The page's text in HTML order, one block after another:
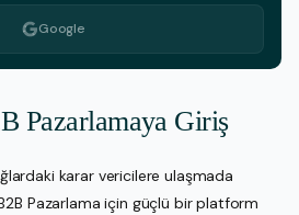
Google
Pazarlamaya Giriş
karar vericilere ulaşmada
Pazarlama için güçlü bir platform